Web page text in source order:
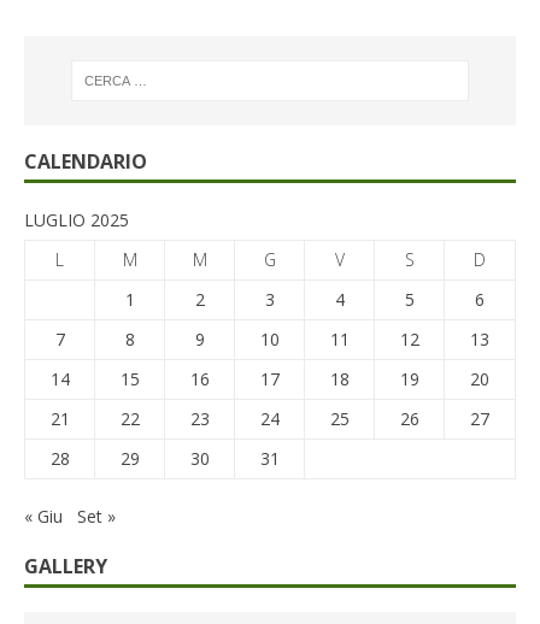
CALENDARIO
LUGLIO 2025
L
M M G V S
D
1
2 3 4 5
6
7
8 9 10 11 12
13
14
15 16 17 18 19
20
21
22 23 24 25 26
27
28
29 30 31
« Giu Set »
GALLERY